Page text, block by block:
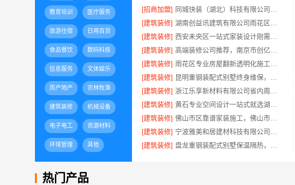
教育培训 医疗服务
旅游住宿 日用百货
食品餐饮 数码科技
信息服务 文体娱乐
房产地产 农林牧渔
建筑装修 机械设备
电子电工 资源材料
环境管理 其他
[招商加盟]
[建筑装修]
[建筑装修]
[建筑装修]
[建筑装修]
[建筑装修]
[建筑装修]
[建筑装修]
[建筑装修]
[建筑装修]
[建筑装修]
热门产品